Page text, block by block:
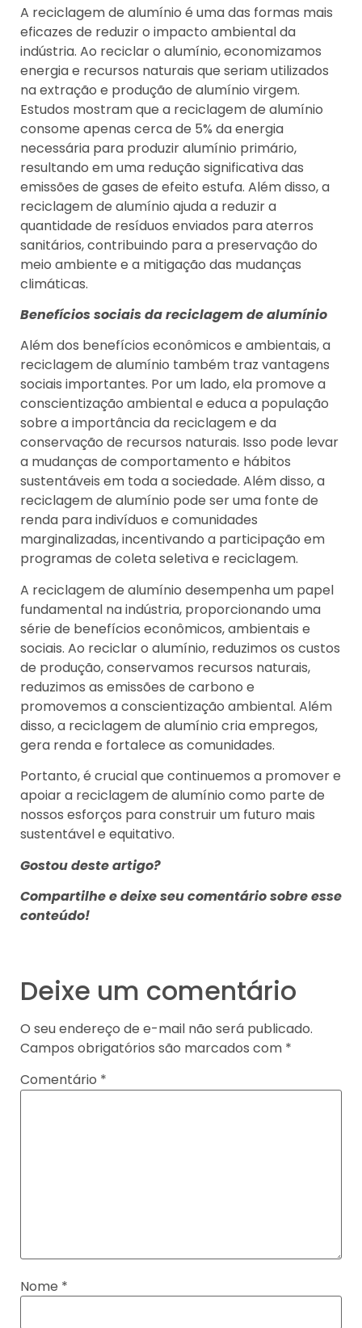
A reciclagem de alumínio é uma das formas mais
eficazes de reduzir o impacto ambiental da
indústria. Ao reciclar o alumínio, economizamos
energia e recursos naturais que seriam utilizados
na extração e produção de alumínio virgem.
Estudos mostram que a reciclagem de alumínio
consome apenas cerca de 5% da energia
necessária para produzir alumínio primário,
resultando em uma redução significativa das
emissões de gases de efeito estufa. Além disso, a
reciclagem de alumínio ajuda a reduzir a
quantidade de resíduos enviados para aterros
sanitários, contribuindo para a preservação do
meio ambiente e a mitigação das mudanças
climáticas.
Benefícios sociais da reciclagem de alumínio
Além dos benefícios econômicos e ambientais, a
reciclagem de alumínio também traz vantagens
sociais importantes. Por um lado, ela promove a
conscientização ambiental e educa a população
sobre a importância da reciclagem e da
conservação de recursos naturais. Isso pode levar
a mudanças de comportamento e hábitos
sustentáveis em toda a sociedade. Além disso, a
reciclagem de alumínio pode ser uma fonte de
renda para indivíduos e comunidades
marginalizadas, incentivando a participação em
programas de coleta seletiva e reciclagem.
A reciclagem de alumínio desempenha um papel
fundamental na indústria, proporcionando uma
série de benefícios econômicos, ambientais e
sociais. Ao reciclar o alumínio, reduzimos os custos
de produção, conservamos recursos naturais,
reduzimos as emissões de carbono e
promovemos a conscientização ambiental. Além
disso, a reciclagem de alumínio cria empregos,
gera renda e fortalece as comunidades.
Portanto, é crucial que continuemos a promover e
apoiar a reciclagem de alumínio como parte de
nossos esforços para construir um futuro mais
sustentável e equitativo.
Gostou deste artigo?
Compartilhe e deixe seu comentário sobre esse
conteúdo!
Deixe um comentário
O seu endereço de e-mail não será publicado.
Campos obrigatórios são marcados com *
Comentário *
Nome *